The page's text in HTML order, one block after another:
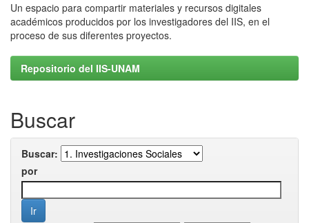
Un espacio para compartir materiales y recursos digitales
académicos producidos por los investigadores del IIS, en el
proceso de sus diferentes proyectos.
Repositorio del IIS-UNAM
Buscar
Buscar:
por